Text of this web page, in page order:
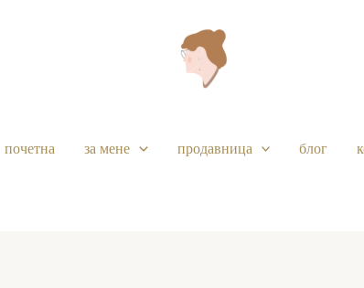
почетна за мене продавница блог